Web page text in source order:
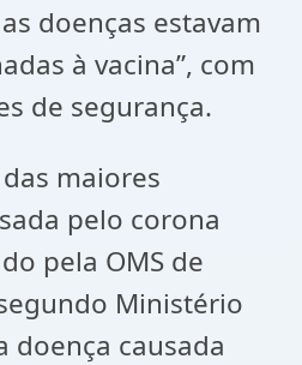
doenças estavam
à vacina”, com
de segurança.
maiores
pelo corona
pela OMS de
Ministério
doença causada